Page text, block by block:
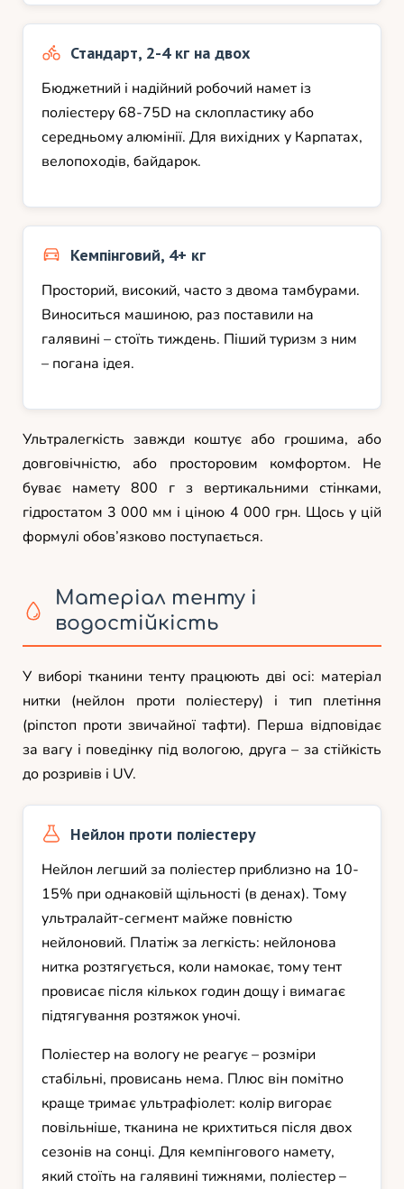
Стандарт, 2-4 кг на двох
Бюджетний і надійний робочий намет із
поліестеру 68-75D на склопластику або
середньому алюмінії. Для вихідних у Карпатах,
велопоходів, байдарок.
Кемпінговий, 4+ кг
Просторий, високий, часто з двома тамбурами.
Виноситься машиною, раз поставили на
галявині – стоїть тиждень. Піший туризм з ним
– погана ідея.
Ультралегкість завжди коштує або грошима, або
довговічністю, або просторовим комфортом. Не
буває намету 800 г з вертикальними стінками,
гідростатом 3 000 мм і ціною 4 000 грн. Щось у цій
формулі обов’язково поступається.
Матеріал тенту і
водостійкість
У виборі тканини тенту працюють дві осі: матеріал
нитки (нейлон проти поліестеру) і тип плетіння
(ріпстоп проти звичайної тафти). Перша відповідає
за вагу і поведінку під вологою, друга – за стійкість
до розривів і UV.
Нейлон проти поліестеру
Нейлон легший за поліестер приблизно на 10-
15% при однаковій щільності (в денах). Тому
ультралайт-сегмент майже повністю
нейлоновий. Платіж за легкість: нейлонова
нитка розтягується, коли намокає, тому тент
провисає після кількох годин дощу і вимагає
підтягування розтяжок уночі.
Поліестер на вологу не реагує – розміри
стабільні, провисань нема. Плюс він помітно
краще тримає ультрафіолет: колір вигорає
повільніше, тканина не крихтиться після двох
сезонів на сонці. Для кемпінгового намету,
який стоїть на галявині тижнями, поліестер –